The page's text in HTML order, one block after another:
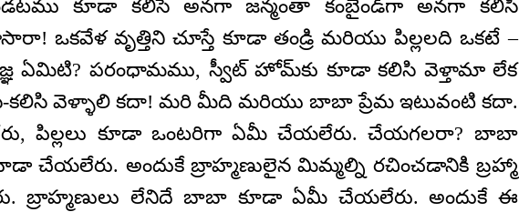
కూడా కలిసే అనగా జన్మంతా కంబైండ్‌గా అనగా కలిసి
ఒకవేళ వృత్తిని చూస్తే కూడా తండ్రి మరియు పిల్లలది ఒకటే –
ఏమిటి? పరంధామము, స్వీట్ హోమ్‌కు కూడా కలిసి వెళ్తామా లేక
కలిసి వెళ్ళాలి కదా! మరి మీది మరియు బాబా ప్రేమ ఇటువంటి కదా.
పిల్లలు కూడా ఒంటరిగా ఏమీ చేయలేరు. చేయగలరా? బాబా
చేయలేరు. అందుకే బ్రాహ్మణులైన మిమ్మల్ని రచించడానికి బ్రహ్మా
బ్రాహ్మణులు లేనిదే బాబా కూడా ఏమీ చేయలేరు. అందుకే ఈ